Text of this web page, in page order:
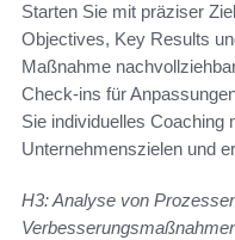
Starten Sie mit präziser
Objectives, Key Results
Maßnahme
Check-ins für
Sie individuelles Coaching
Unternehmenszielen und
H3: Analyse von